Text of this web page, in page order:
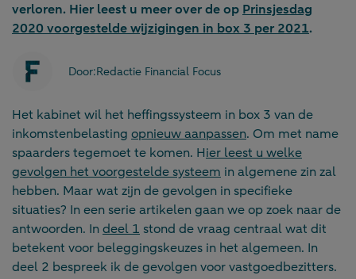
verloren. Hier leest u meer over de op Prinsjesdag
2020 voorgestelde wijzigingen in box 3 per 2021.
Door:Redactie Financial Focus
Het kabinet wil het heffingssysteem in box 3 van de
inkomstenbelasting opnieuw aanpassen. Om met name
spaarders tegemoet te komen. Hier leest u welke
gevolgen het voorgestelde systeem in algemene zin zal
hebben. Maar wat zijn de gevolgen in specifieke
situaties? In een serie artikelen gaan we op zoek naar de
antwoorden. Indeel 1 stond de vraag centraal wat dit
betekent voor beleggingskeuzes in het algemeen. In
deel 2 bespreek ik de gevolgen voor vastgoedbezitters.